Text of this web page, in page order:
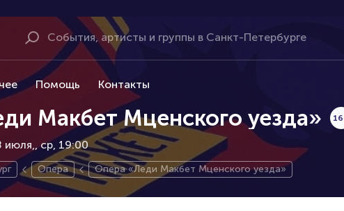
Помощь Контакты
Макбет Мценского уезда»
июля, ср, 19:00
Опера Опера «Леди Макбет Мценского уезда»